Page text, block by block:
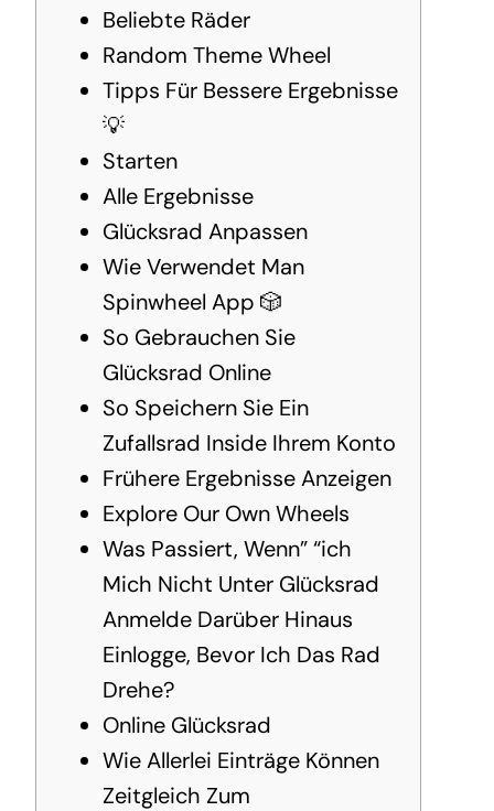
Beliebte Räder
Random Theme Wheel
Tipps Für Bessere Ergebnisse
💡
Starten
Alle Ergebnisse
Glücksrad Anpassen
Wie Verwendet Man
Spinwheel App 🎲
So Gebrauchen Sie
Glücksrad Online
So Speichern Sie Ein
Zufallsrad Inside Ihrem Konto
Frühere Ergebnisse Anzeigen
Explore Our Own Wheels
Was Passiert, Wenn” “ich
Mich Nicht Unter Glücksrad
Anmelde Darüber Hinaus
Einlogge, Bevor Ich Das Rad
Drehe?
Online Glücksrad
Wie Allerlei Einträge Können
Zeitgleich Zum